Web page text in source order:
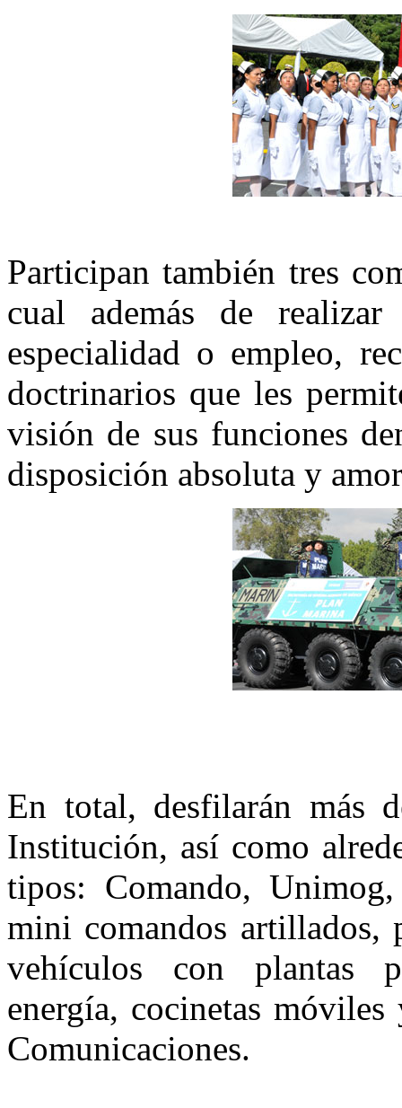
Participan también tres
cual además de
especialidad o empleo,
doctrinarios que les
visión de sus funciones
disposición absoluta y
En total, desfilarán más
Institución, así como
tipos: Comando,
mini comandos artillados,
vehículos con plantas
energía, cocinetas
Comunicaciones.